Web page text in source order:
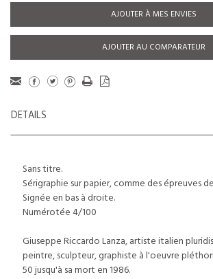
AJOUTER À MES ENVIES
AJOUTER AU COMPARATEUR
DETAILS
Sans titre.
Sérigraphie sur papier, comme des épreuves
Signée en bas à droite.
Numérotée 4/100
Giuseppe Riccardo Lanza, artiste italien
peintre, sculpteur, graphiste à l'oeuvre
50 jusqu'à sa mort en 1986.